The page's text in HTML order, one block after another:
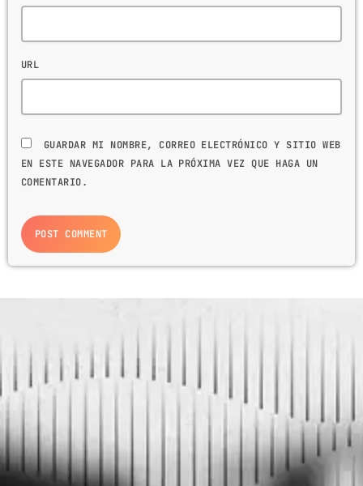
URL
GUARDAR MI NOMBRE, CORREO ELECTRÓNICO Y SITIO WEB
EN ESTE NAVEGADOR PARA LA PRÓXIMA VEZ QUE HAGA UN
COMENTARIO.